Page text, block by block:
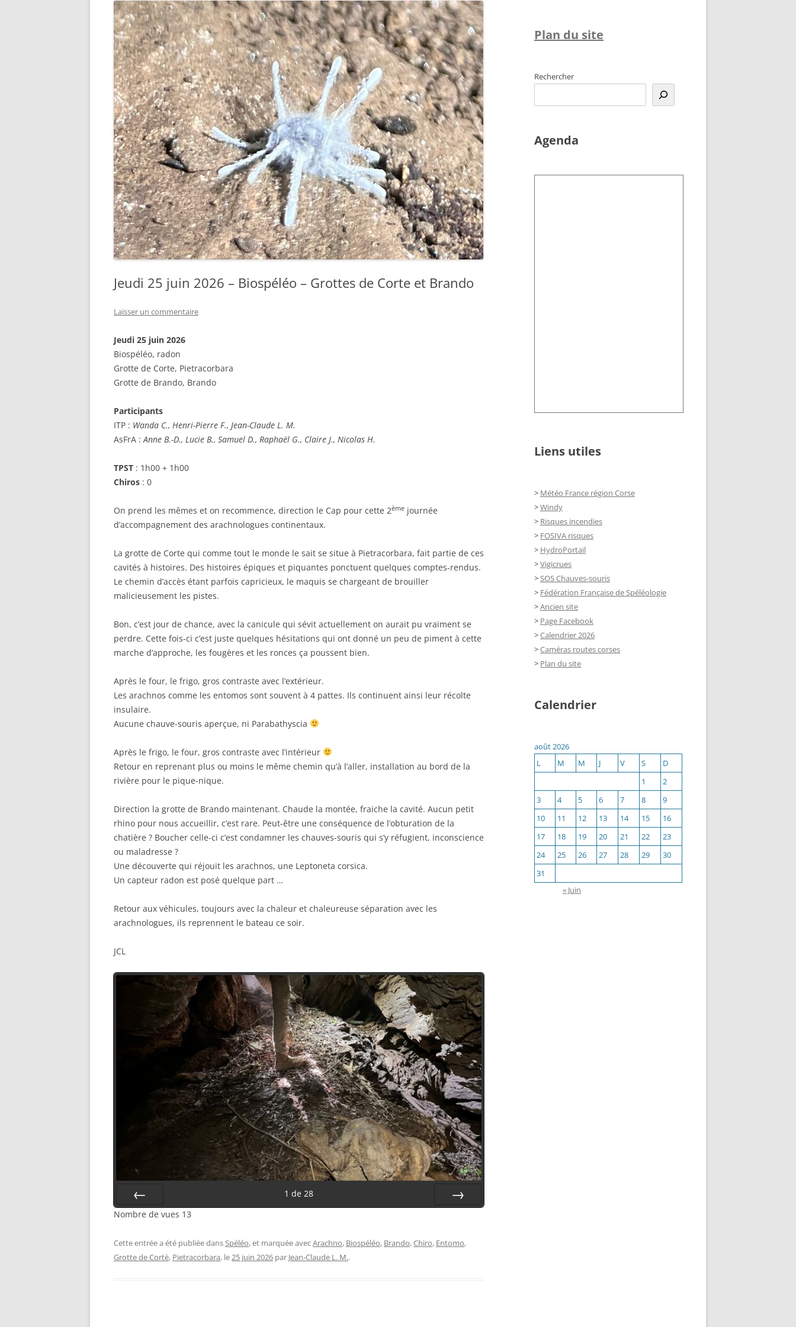
LES « OBJETS » TOPI ET AUTRES
LA TOPOGRAPHIE
LE SPÉLÉO SECOURS
Jeudi 25 juin 2026 – Biospéléo – Grottes de Corte et Brando
Laisser un commentaire
Jeudi 25 juin 2026
Biospéléo, radon
Grotte de Corte, Pietracorbara
Grotte de Brando, Brando
Participants
ITP : Wanda C., Henri-Pierre F., Jean-Claude L. M.
AsFrA :Anne B.-D., Lucie B., Samuel D., Raphaël G., Claire J., Nicolas H.
TPST : 1h00 + 1h00
Chiros : 0
On prend les mêmes et on recommence, direction le Cap pour cette 2ème journée
d’accompagnement des arachnologues continentaux.
La grotte de Corte qui comme tout le monde le sait se situe à Pietracorbara, fait partie de ces
cavités à histoires. Des histoires épiques et piquantes ponctuent quelques comptes-rendus.
Le chemin d’accès étant parfois capricieux, le maquis se chargeant de brouiller
malicieusement les pistes.
Bon, c’est jour de chance, avec la canicule qui sévit actuellement on aurait pu vraiment se
perdre. Cette fois-ci c’est juste quelques hésitations qui ont donné un peu de piment à cette
marche d’approche, les fougères et les ronces ça poussent bien.
Après le four, le frigo, gros contraste avec l’extérieur.
Les arachnos comme les entomos sont souvent à 4 pattes. Ils continuent ainsi leur récolte
insulaire.
Aucune chauve-souris aperçue, ni Parabathyscia
Après le frigo, le four, gros contraste avec l’intérieur
Retour en reprenant plus ou moins le même chemin qu’à l’aller, installation au bord de la
rivière pour le pique-nique.
Direction la grotte de Brando maintenant. Chaude la montée, fraiche la cavité. Aucun petit
rhino pour nous accueillir, c’est rare. Peut-être une conséquence de l’obturation de la
chatière ? Boucher celle-ci c’est condamner les chauves-souris qui s’y réfugient, inconscience
ou maladresse ?
Une découverte qui réjouit les arachnos, une Leptoneta corsica.
Un capteur radon est posé quelque part …
Retour aux véhicules, toujours avec la chaleur et chaleureuse séparation avec les
arachnologues, ils reprennent le bateau ce soir.
JCL
Préc.
1 de 28
Nombre de vues 13
Cette entrée a été publiée dansSpéléo, et marquée avecArachno, Biospéléo, Brando,Chiro, Entomo,
Grotte de Cortè, Pietracorbara, le25 juin 2026 par Jean-Claude L. M..
Plan du site
Rechercher
Agenda
Liens utiles
> Météo France région Corse
>Windy
> Risques incendies
> FOSIVA risques
> HydroPortail
>Vigicrues
>SOS Chauves-souris
> Fédération Française de Spéléologie
>Ancien site
> Page Facebook
>Calendrier 2026
>Caméras routes corses
> Plan du site
Calendrier
août 2026
L
M M J V S
D
1
2
3
4 5 6 7 8
9
10
11 12 13 14 15
16
17
18 19 20 21 22
23
24
25 26 27 28 29
30
31
« Juin